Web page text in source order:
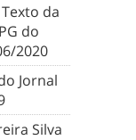
Texto da
do
2020
Jornal
Silva